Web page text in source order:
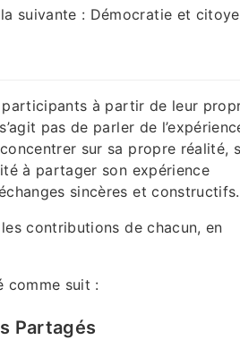
suivante : Démocratie et
participants à partir de leur
pas de parler de
sur sa propre réalité,
à partager son expérience
sincères et constructifs.
contributions de chacun, en
comme suit :
Partagés